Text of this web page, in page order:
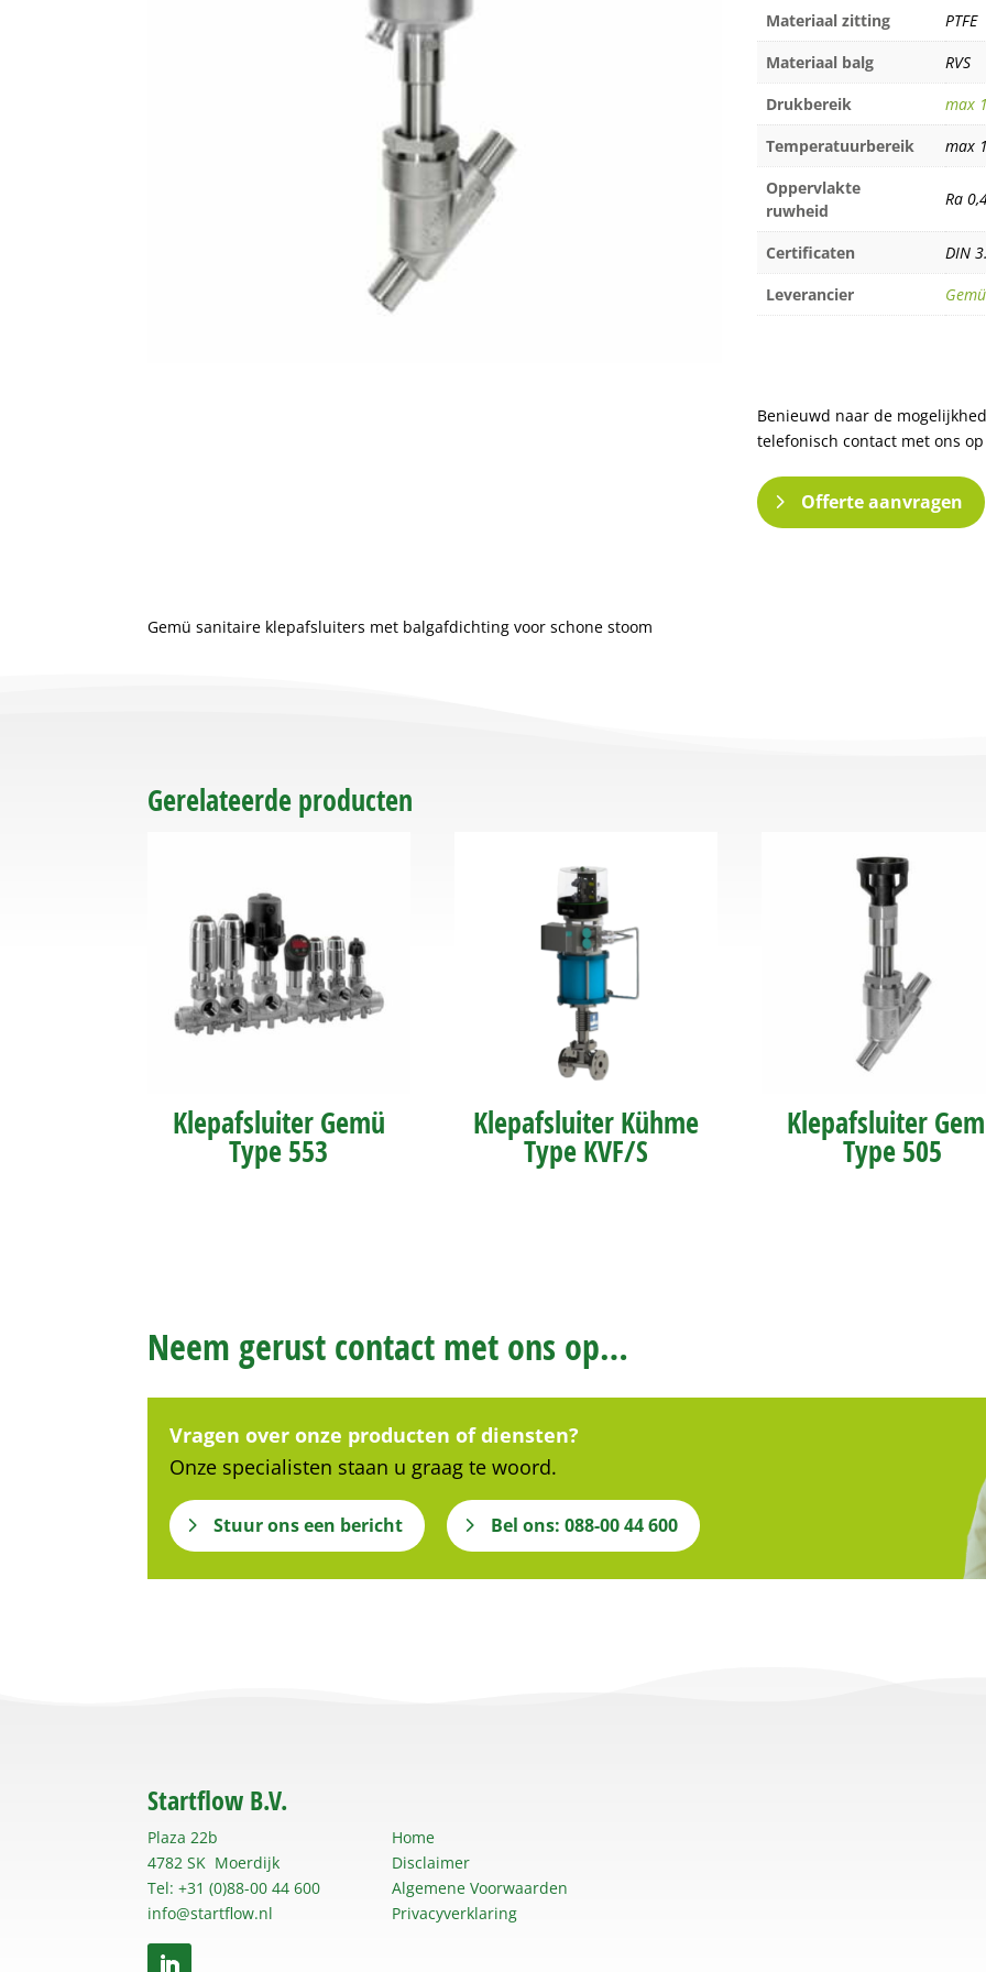
Materiaal zitting
PTFE
Materiaal balg
RVS
Drukbereik
max
Temperatuurbereik
max
Oppervlakte
ruwheid
Ra
Certificaten
DIN
Leverancier
Gemü
Benieuwd naar de
telefonisch contact met ons
Offerte aanvragen
Gemü sanitaire klepafsluiters met balgafdichting voor schone stoom
Gerelateerde producten
Klepafsluiter Gemü
Type 553
Klepafsluiter Kühme
Type KVF/S
Klepafsluiter
Type 505
Neem gerust contact met ons op…
Vragen over onze producten of diensten?
Onze specialisten staan u graag te woord.
Stuur ons een bericht Bel ons: 088-00 44 600
Startflow B.V.
Plaza 22b
4782 SK Moerdijk
Tel: +31 (0)88-00 44 600
info@startflow.nl
Home
Disclaimer
Algemene Voorwaarden
Privacyverklaring